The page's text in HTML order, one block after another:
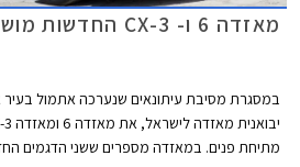
מאזדה 6 ו- CX-3 החדשות מושקות בישראל
במסגרת מסיבת עיתונאים שנערכה אתמול
מתיחת פנים. במאזדה מספרים ששני הדגמים